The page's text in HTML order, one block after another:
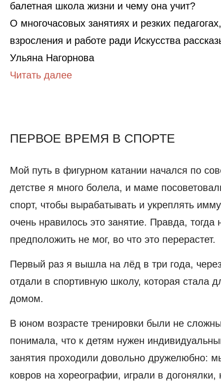
балетная школа жизни и чему она учит?
О многочасовых занятиях и резких
взросления и работе ради Искусства
Ульяна Нагорнова
Читать далее
ПЕРВОЕ ВРЕМЯ В СПОРТЕ
Мой путь в фигурном катании начался по
детстве я много болела, и маме
спорт, чтобы вырабатывать и укреплять
очень нравилось это занятие. Правда, тогда
предположить не мог, во что это перерастет.
Первый раз я вышла на лёд в три года,
отдали в спортивную школу, которая стала
домом.
В юном возрасте тренировки были не
понимала, что к детям нужен
занятия проходили довольно дружелюбно:
ковров на хореографии, играли в